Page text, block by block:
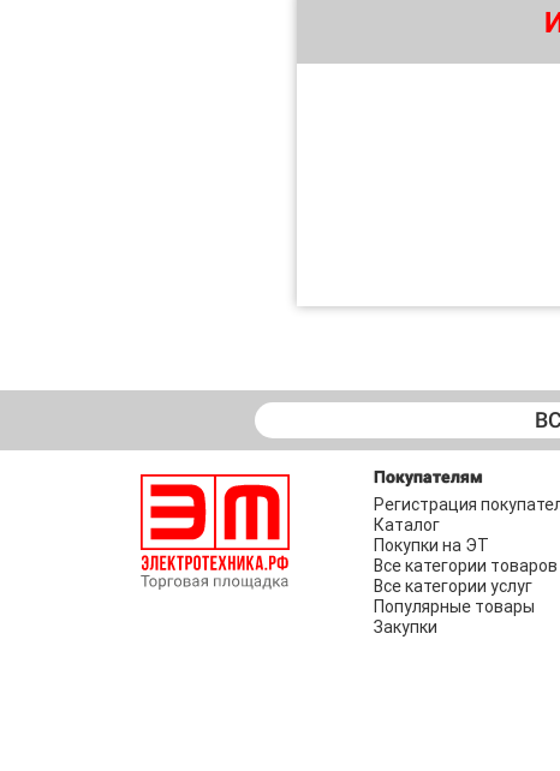
Покупателям
Регистрация
Каталог
Покупки на ЭТ
Все категории товаров
Все категории услуг
Популярные товары
Закупки